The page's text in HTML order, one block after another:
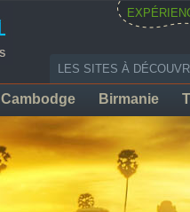
LES SITES À
Cambodge Birmanie